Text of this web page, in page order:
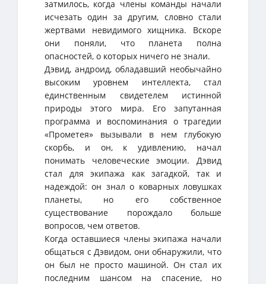
затмилось, когда члены команды начали
исчезать один за другим, словно стали
жертвами невидимого хищника. Вскоре
они поняли, что планета полна
опасностей, о которых ничего не знали.
Дэвид, андроид, обладавший необычайно
высоким уровнем интеллекта, стал
единственным свидетелем истинной
природы этого мира. Его запутанная
программа и воспоминания о трагедии
«Прометея» вызывали в нем глубокую
скорбь, и он, к удивлению, начал
понимать человеческие эмоции. Дэвид
стал для экипажа как загадкой, так и
надеждой: он знал о коварных ловушках
планеты, но его собственное
существование порождало больше
вопросов, чем ответов.
Когда оставшиеся члены экипажа начали
общаться с Дэвидом, они обнаружили, что
он был не просто машиной. Он стал их
последним шансом на спасение, но